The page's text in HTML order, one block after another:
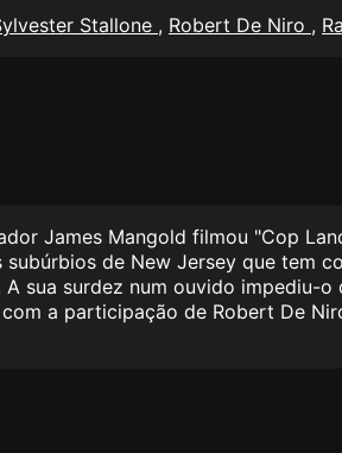
Stallone , Robert De Niro ,
James Mangold filmou "Cop
de New Jersey que tem
sua surdez num ouvido impediu-o
a participação de Robert De